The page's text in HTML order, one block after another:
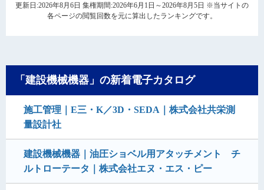
更新日:2026年8月6日 集権期間:2026年6月1日～2026年8月5日 ※当サイトの
各ページの閲覧回数を元に算出したランキングです。
「建設機械機器」の新着電子カタログ
施工管理｜E三・K／3D・SEDA｜株式会社共栄測
量設計社
建設機械機器｜油圧ショベル用アタッチメント チ
ルトローテータ｜株式会社エヌ・エス・ピー